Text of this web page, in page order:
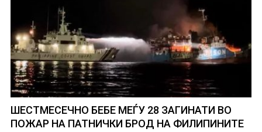
ШЕСТМЕСЕЧНО БЕБЕ МЕЃУ 28 ЗАГИНАТИ ВО
ПОЖАР НА ПАТНИЧКИ БРОД НА ФИЛИПИНИТЕ